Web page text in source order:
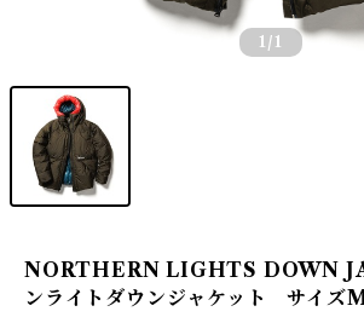
1 /1
NORTHERN LIGHTS DOWN
ンライトダウンジャケット サイ